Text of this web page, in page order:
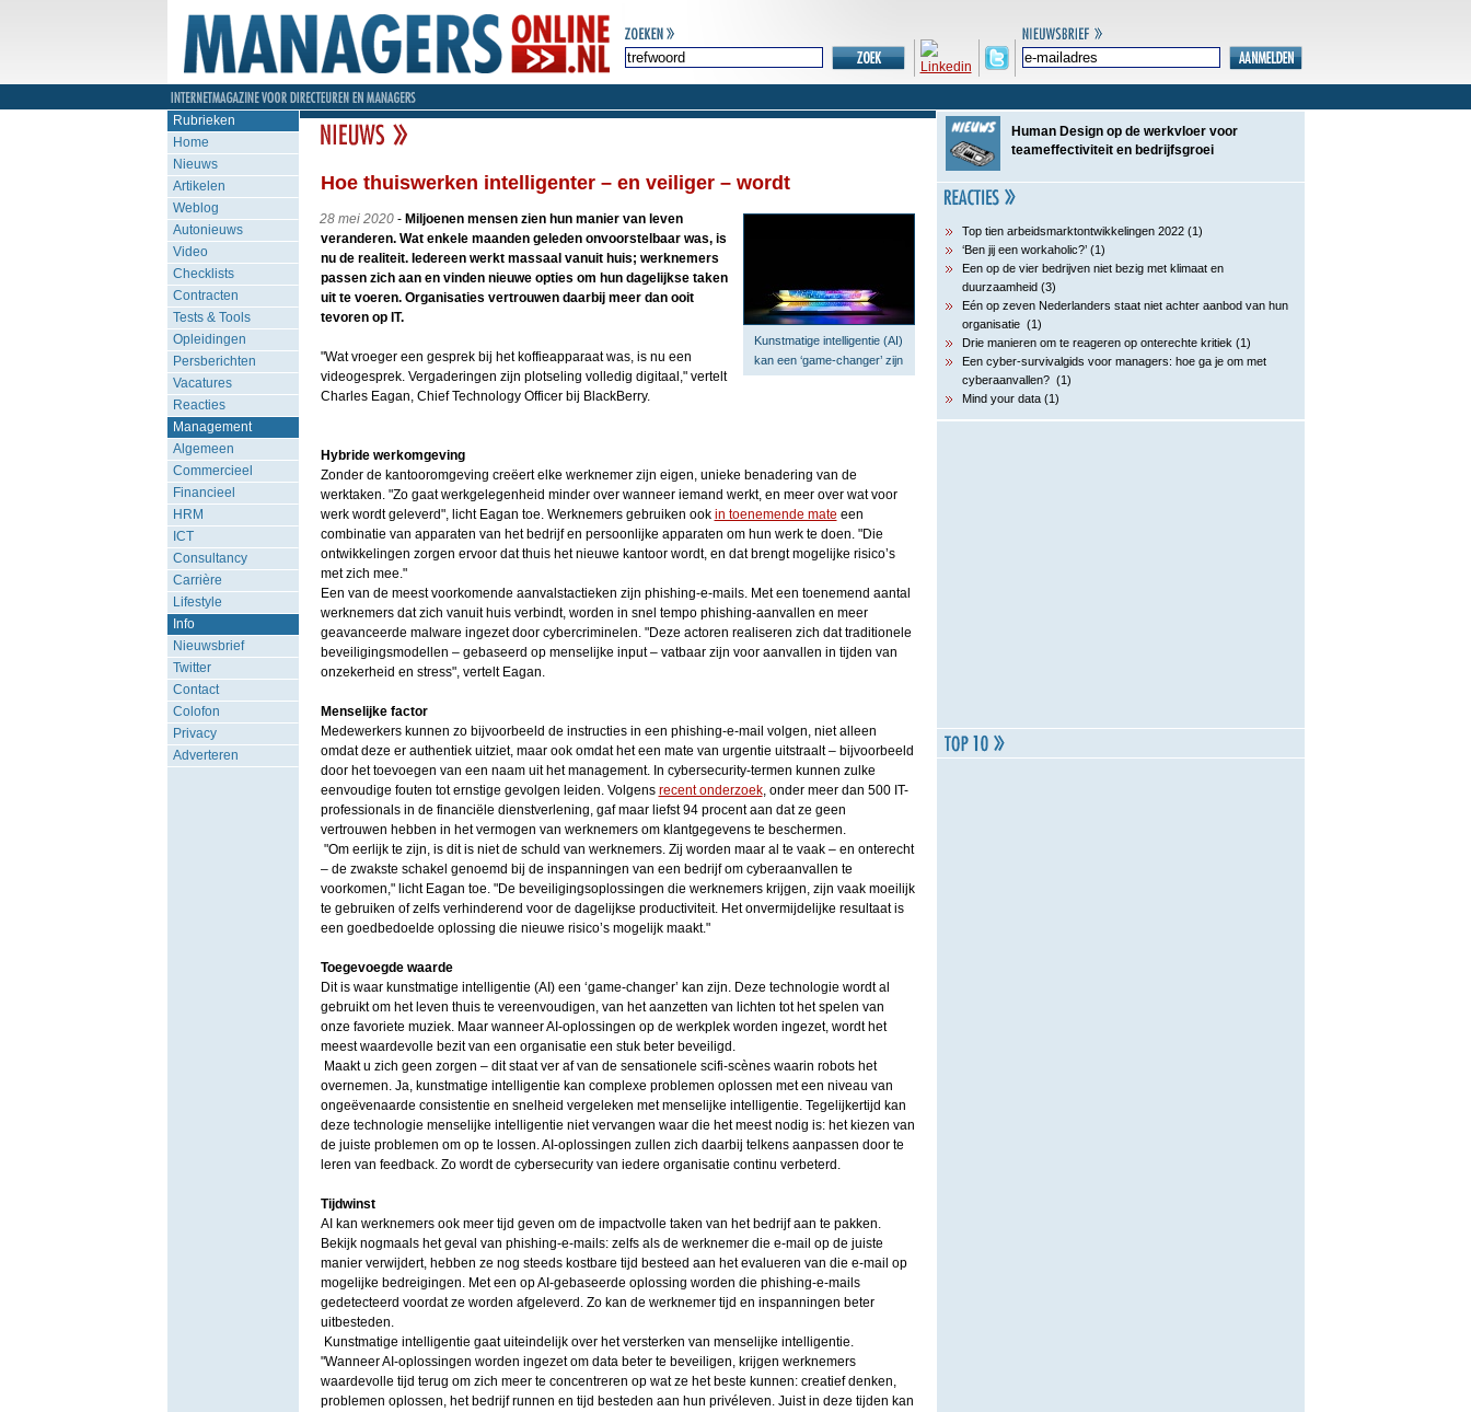
Rubrieken
Home
Nieuws
Artikelen
Weblog
Autonieuws
Video
Checklists
Contracten
Tests & Tools
Opleidingen
Persberichten
Vacatures
Reacties
Management
Algemeen
Commercieel
Financieel
HRM
ICT
Consultancy
Carrière
Lifestyle
Info
Nieuwsbrief
Twitter
Contact
Colofon
Privacy
Adverteren
Hoe thuiswerken intelligenter – en veiliger – wordt
Kunstmatige intelligentie (AI)
kan een ‘game-changer’ zijn
28 mei 2020- Miljoenen mensen zien hun manier van leven
veranderen. Wat enkele maanden geleden onvoorstelbaar was, is
nu de realiteit. Iedereen werkt massaal vanuit huis; werknemers
passen zich aan en vinden nieuwe opties om hun dagelijkse taken
uit te voeren. Organisaties vertrouwen daarbij meer dan ooit
tevoren op IT.
"Wat vroeger een gesprek bij het koffieapparaat was, is nu een
videogesprek. Vergaderingen zijn plotseling volledig digitaal," vertelt
Charles Eagan, Chief Technology Officer bij BlackBerry.
Hybride werkomgeving
Zonder de kantooromgeving creëert elke werknemer zijn eigen, unieke benadering van de
werktaken. "Zo gaat werkgelegenheid minder over wanneer iemand werkt, en meer over wat voor
werk wordt geleverd", licht Eagan toe. Werknemers gebruiken ook in toenemende mate een
combinatie van apparaten van het bedrijf en persoonlijke apparaten om hun werk te doen. "Die
ontwikkelingen zorgen ervoor dat thuis het nieuwe kantoor wordt, en dat brengt mogelijke risico’s
met zich mee."
Een van de meest voorkomende aanvalstactieken zijn phishing-e-mails. Met een toenemend aantal
werknemers dat zich vanuit huis verbindt, worden in snel tempo phishing-aanvallen en meer
geavanceerde malware ingezet door cybercriminelen. "Deze actoren realiseren zich dat traditionele
beveiligingsmodellen – gebaseerd op menselijke input – vatbaar zijn voor aanvallen in tijden van
onzekerheid en stress", vertelt Eagan.
Menselijke factor
Medewerkers kunnen zo bijvoorbeeld de instructies in een phishing-e-mail volgen, niet alleen
omdat deze er authentiek uitziet, maar ook omdat het een mate van urgentie uitstraalt – bijvoorbeeld
door het toevoegen van een naam uit het management. In cybersecurity-termen kunnen zulke
eenvoudige fouten tot ernstige gevolgen leiden. Volgens recent onderzoek, onder meer dan 500 IT-
professionals in de financiële dienstverlening, gaf maar liefst 94 procent aan dat ze geen
vertrouwen hebben in het vermogen van werknemers om klantgegevens te beschermen.
"Om eerlijk te zijn, is dit is niet de schuld van werknemers. Zij worden maar al te vaak – en onterecht
– de zwakste schakel genoemd bij de inspanningen van een bedrijf om cyberaanvallen te
voorkomen," licht Eagan toe. "De beveiligingsoplossingen die werknemers krijgen, zijn vaak moeilijk
te gebruiken of zelfs verhinderend voor de dagelijkse productiviteit. Het onvermijdelijke resultaat is
een goedbedoelde oplossing die nieuwe risico’s mogelijk maakt."
Toegevoegde waarde
Dit is waar kunstmatige intelligentie (AI) een ‘game-changer’ kan zijn. Deze technologie wordt al
gebruikt om het leven thuis te vereenvoudigen, van het aanzetten van lichten tot het spelen van
onze favoriete muziek. Maar wanneer AI-oplossingen op de werkplek worden ingezet, wordt het
meest waardevolle bezit van een organisatie een stuk beter beveiligd.
Maakt u zich geen zorgen – dit staat ver af van de sensationele scifi-scènes waarin robots het
overnemen. Ja, kunstmatige intelligentie kan complexe problemen oplossen met een niveau van
ongeëvenaarde consistentie en snelheid vergeleken met menselijke intelligentie. Tegelijkertijd kan
deze technologie menselijke intelligentie niet vervangen waar die het meest nodig is: het kiezen van
de juiste problemen om op te lossen. AI-oplossingen zullen zich daarbij telkens aanpassen door te
leren van feedback. Zo wordt de cybersecurity van iedere organisatie continu verbeterd.
Tijdwinst
AI kan werknemers ook meer tijd geven om de impactvolle taken van het bedrijf aan te pakken.
Bekijk nogmaals het geval van phishing-e-mails: zelfs als de werknemer die e-mail op de juiste
manier verwijdert, hebben ze nog steeds kostbare tijd besteed aan het evalueren van die e-mail op
mogelijke bedreigingen. Met een op AI-gebaseerde oplossing worden die phishing-e-mails
gedetecteerd voordat ze worden afgeleverd. Zo kan de werknemer tijd en inspanningen beter
uitbesteden.
Kunstmatige intelligentie gaat uiteindelijk over het versterken van menselijke intelligentie.
"Wanneer AI-oplossingen worden ingezet om data beter te beveiligen, krijgen werknemers
waardevolle tijd terug om zich meer te concentreren op wat ze het beste kunnen: creatief denken,
problemen oplossen, het bedrijf runnen en tijd besteden aan hun privéleven. Juist in deze tijden kan
Human Design op de werkvloer voor
teameffectiviteit en bedrijfsgroei
Top tien arbeidsmarktontwikkelingen 2022 (1)
‘Ben jij een workaholic?’ (1)
Een op de vier bedrijven niet bezig met klimaat en
duurzaamheid (3)
Eén op zeven Nederlanders staat niet achter aanbod van hun
organisatie (1)
Drie manieren om te reageren op onterechte kritiek (1)
Een cyber-survivalgids voor managers: hoe ga je om met
cyberaanvallen? (1)
Mind your data (1)